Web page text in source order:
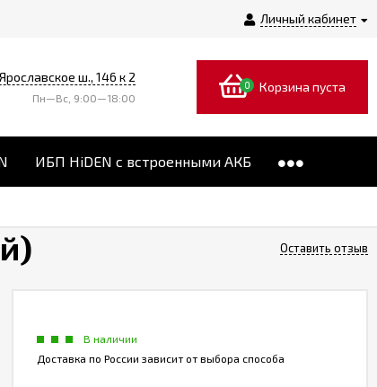
Личный кабинет
ш., 146 к 2
Пн—Вс, 9:00—18:00
0 Корзина пуста
ИБП HiDEN с встроенными АКБ
Оставить отзыв
В наличии
Доставка по России зависит от выбора способа